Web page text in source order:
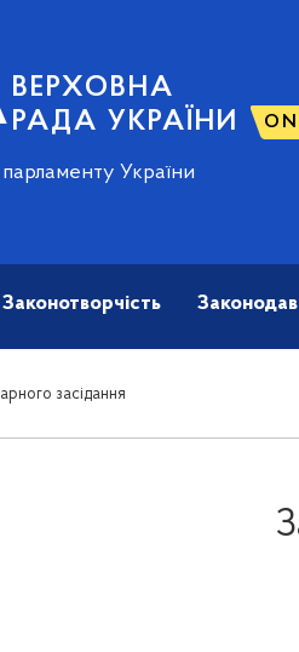
ВЕРХОВНА
РАДА УКРАЇНИ
України
Законотворчість
засідання